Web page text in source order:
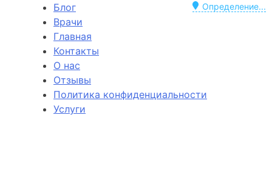
Определение...
Блог
Врачи
Главная
Контакты
О нас
Отзывы
Политика конфиденциальности
Услуги